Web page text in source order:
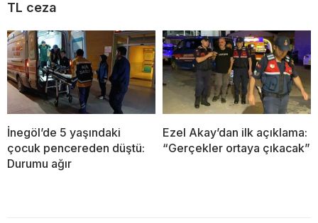
TL ceza
İnegöl’de 5 yaşındaki
çocuk pencereden düştü:
Durumu ağır
Ezel Akay’dan ilk açıklama:
“Gerçekler ortaya çıkacak”